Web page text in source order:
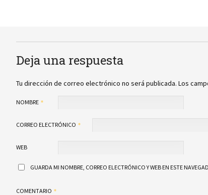
Deja una respuesta
Tu dirección de correo electrónico no será publicada. Los
NOMBRE
CORREO ELECTRÓNICO
WEB
GUARDA MI NOMBRE, CORREO ELECTRÓNICO Y WEB EN ESTE
COMENTARIO